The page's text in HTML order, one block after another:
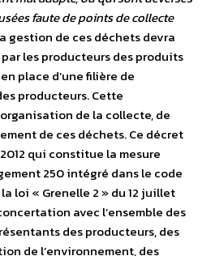
faute de points de collecte
gestion de ces déchets devra
les producteurs des produits
place d’une filière de
producteurs. Cette
de la collecte, de
de ces déchets. Ce décret
qui constitue la mesure
250 intégré dans le code
loi « Grenelle 2 » du 12 juillet
avec l’ensemble des
des producteurs, des
de l’environnement, des